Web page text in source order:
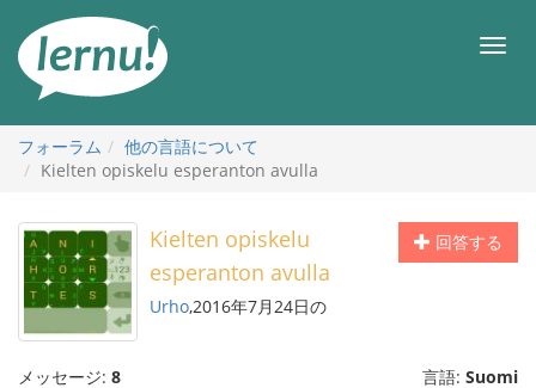
メ
フォーラム
他の言語について
Kielten opiskelu esperanton avulla
回答する
Kielten opiskelu
esperanton avulla
Urho,2016年7月24日の
メッセージ: 8 言語: Suomi